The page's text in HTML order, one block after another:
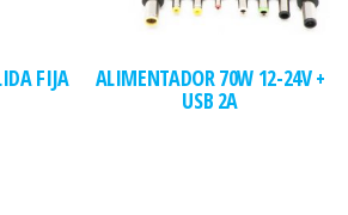
FIJA ALIMENTADOR 70W 12-24V +
USB 2A